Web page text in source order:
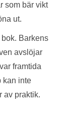
som bär vikt
ut.
Barkens
avslöjar
framtida
kan inte
av praktik.